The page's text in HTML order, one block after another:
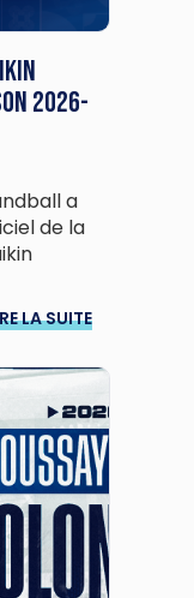
2026-
a
de la
LA SUITE